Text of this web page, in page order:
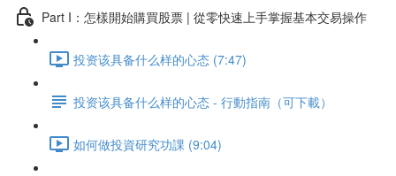
Part I：怎樣開始購買股票 | 從零快速上手掌握基本交易操作
投资该具备什么样的心态 (7:47)
投资该具备什么样的心态 - 行動指南（可下載）
如何做投資研究功課 (9:04)